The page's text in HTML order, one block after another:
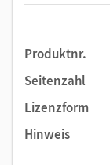
Produktnr.
Seitenzahl
Lizenzform
Hinweis